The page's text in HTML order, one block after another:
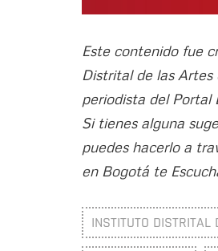
Este contenido fue
Distrital de las Artes
periodista del Portal
Si tienes alguna
puedes hacerlo a
en Bogotá te
INSTITUTO